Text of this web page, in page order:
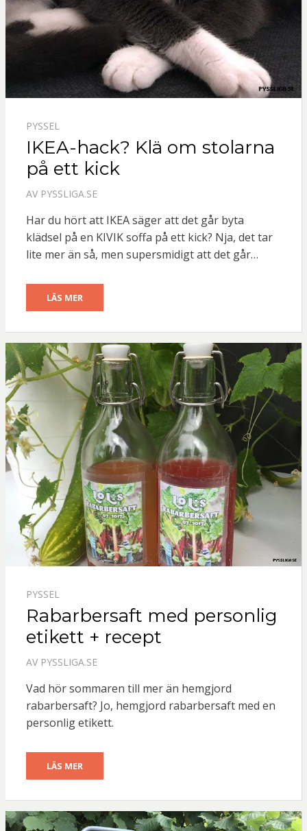
PYSSEL
IKEA-hack? Klä om stolarna
på ett kick
AV PYSSLIGA.SE
Har du hört att IKEA säger att det går byta
klädsel på en KIVIK soffa på ett kick? Nja, det tar
lite mer än så, men supersmidigt att det går…
LÄS MER
PYSSEL
Rabarbersaft med personlig
etikett + recept
AV PYSSLIGA.SE
Vad hör sommaren till mer än hemgjord
rabarbersaft? Jo, hemgjord rabarbersaft med en
personlig etikett.
LÄS MER